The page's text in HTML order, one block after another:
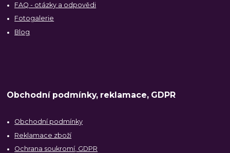
FAQ - otázky a odpovědi
Fotogalerie
Blog
Obchodní podmínky, reklamace, GDPR
Obchodní podmínky
Reklamace zboží
Ochrana soukromí, GDPR